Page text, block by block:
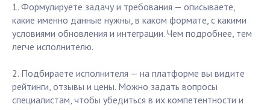
1. Формулируете задачу и требования — описываете,
какие именно данные нужны, в каком формате, с какими
условиями обновления и интеграции. Чем подробнее, тем
легче исполнителю.
2. Подбираете исполнителя — на платформе вы видите
рейтинги, отзывы и цены. Можно задать вопросы
специалистам, чтобы убедиться в их компетентности и